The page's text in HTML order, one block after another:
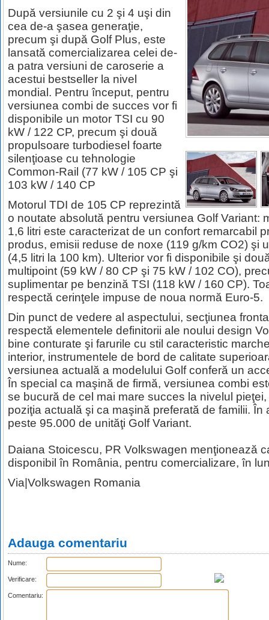
După versiunile cu 2 şi 4 uşi din
cea de-a şasea generaţie,
precum şi după Golf Plus, este
lansată comercializarea celei de-
a patra versiuni de caroserie a
acestui bestseller la nivel
mondial. Pentru început, pentru
versiunea combi de succes vor fi
disponibile un motor TSI cu 90
kW / 122 CP, precum şi două
propulsoare turbodiesel foarte
silenţioase cu tehnologie
Common-Rail (77 kW / 105 CP şi
103 kW / 140 CP
Motorul TDI de 105 CP reprezintă
o noutate absolută pentru versiunea Golf Variant:
1,6 litri este caracterizat de un confort remarcabil
produs, emisii reduse de noxe (119 g/km CO2) şi
(4,5 litri la 100 km). Ulterior vor fi disponibile şi
multipoint (59 kW / 80 CP şi 75 kW / 102 CO),
suplimentar pe benzină TSI (118 kW / 160 CP).
respectă cerinţele impuse de noua normă Euro-5.
Din punct de vedere al aspectului, secţiunea
respectă elementele definitorii ale noului design
bine conturate şi farurile cu stil caracteristic
interior, instrumentele de bord de calitate
versiunea actuală a modelului Golf conferă un
În special ca maşină de firmă, versiunea combi
se bucură de cel mai mare succes la nivelul
poziţia actuală şi ca maşină preferată de familii. În
peste 95.000 de unităţi Golf Variant.
Daiana Stoicescu, PR Volkswagen menţionează
disponibil în România, pentru comercializare, în
Via|Volkswagen Romania
Adauga comentariu
Nume:
Verificare:
Comentariu: